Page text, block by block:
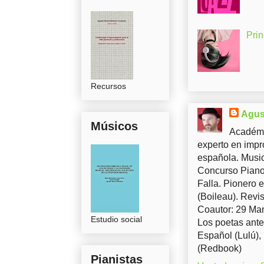
experto en
española.
Concurso
Falla. Pionero
(Boileau).
Coautor: 29
Los poetas
Español
(Redbook)
Recursos
Músicos
Estudio social
Pianistas